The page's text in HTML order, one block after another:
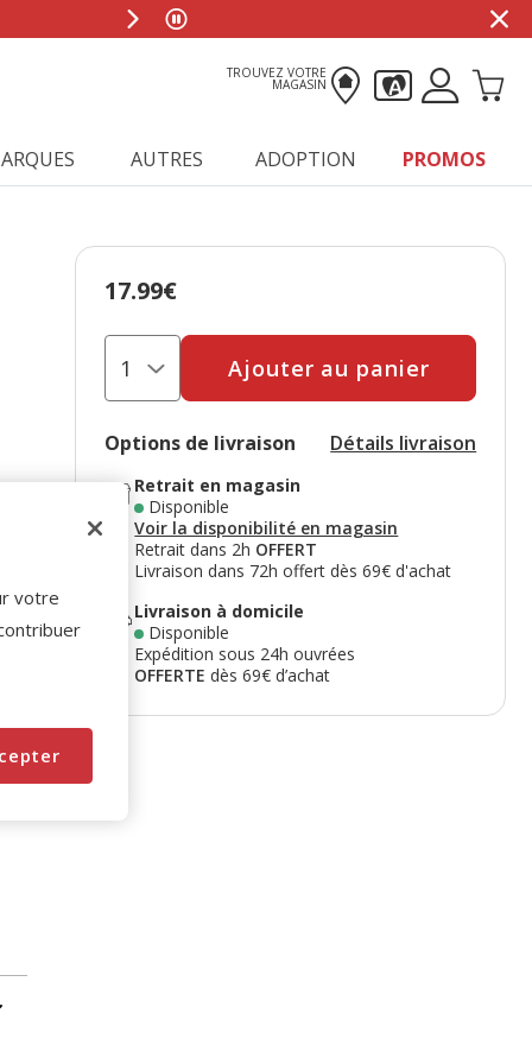
TROUVEZ VOTRE
MAGASIN
AUTRES ADOPTION PROMOS
Prix 17.99€
17.99€
Ajouter au panier
Options de livraison Détails livraison
Retrait en magasin
Disponible
Voir la disponibilité en magasin
Retrait dans 2h OFFERT
Livraison dans 72h offert dès 69€ d'achat
Livraison à domicile
Disponible
Expédition sous 24h ouvrées
OFFERTEdès 69€ d’achat
votre